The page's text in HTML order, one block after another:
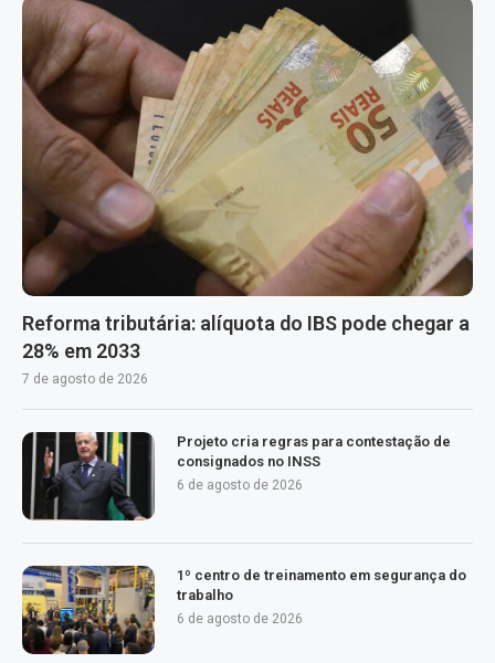
Reforma tributária: alíquota do IBS pode chegar a
28% em 2033
7 de agosto de 2026
Projeto cria regras para contestação de
consignados no INSS
6 de agosto de 2026
1º centro de treinamento em segurança do
trabalho
6 de agosto de 2026